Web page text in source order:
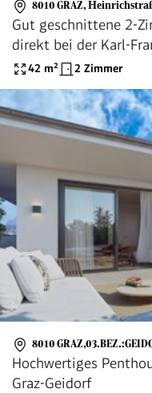
8010 GRAZ,
Gut geschnittene 2-
direkt bei der Karl-
der Heinrichstraße
42 m² 2 Zimmer
8010
Hochwertiges
Graz-Geidorf